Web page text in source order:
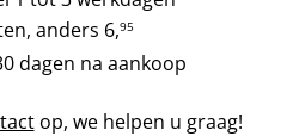
anders 6,95
dagen na aankoop
op, we helpen u graag!